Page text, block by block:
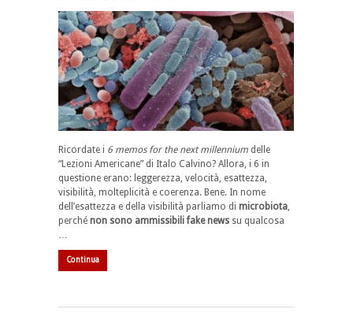
Ricordate i 6 memos for the next millennium delle
“Lezioni Americane” di Italo Calvino? Allora, i 6 in
questione erano: leggerezza, velocità, esattezza,
visibilità, molteplicità e coerenza. Bene. In nome
dell’esattezza e della visibilità parliamo di microbiota,
perché non sono ammissibili fake news su qualcosa
…
Continua